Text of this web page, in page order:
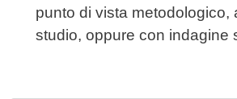
punto di vista metodologico,
studio, oppure con indagine